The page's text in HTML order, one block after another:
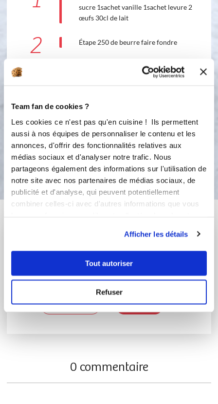
Team fan de cookies ?
Les cookies ce n'est pas qu'en cuisine ! Ils permettent
aussi à nos équipes de personnaliser le contenu et les
annonces, d'offrir des fonctionnalités relatives aux
médias sociaux et d'analyser notre trafic. Nous
partageons également des informations sur l'utilisation de
notre site avec nos partenaires de médias sociaux, de
publicité et d'analyse, qui peuvent potentiellement
combiner celles-ci avec d'autres informations que vous
Afficher les détails
Tout autoriser
Refuser
sucre 1sachet vanille 1sachet levure 2
œufs 30cl de lait
2 Étape 250 de beurre faire fondre
Étape ajouté 30cl de lait Levure
Vanille 1cc sucre Pincé de sel 250
4
Ensuite les incorporer
Bon appétit !
?
Connectez-vous ou rejoignez le Club
Se connecter S'inscrire
0 commentaire